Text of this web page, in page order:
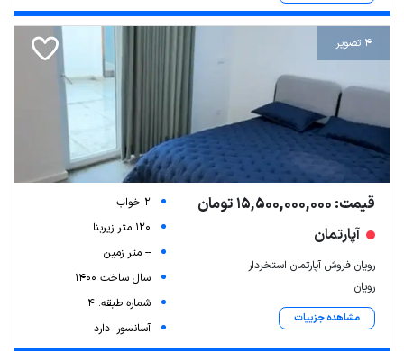
4 تصویر
قیمت: 15,500,000,000 تومان
آپارتمان
رویان فروش آپارتمان استخردار
رویان
مشاهده جزییات
2 خواب
120 متر زیربنا
-- متر زمین
سال ساخت 1400
شماره طبقه: 4
آسانسور: دارد